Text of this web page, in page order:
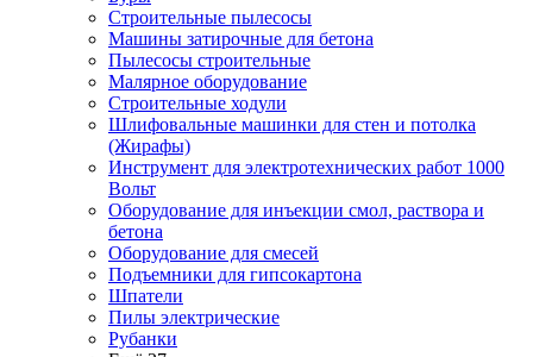
Строительные пылесосы
Машины затирочные для бетона
Пылесосы строительные
Малярное оборудование
Строительные ходули
Шлифовальные машинки для стен и потолка
(Жирафы)
Инструмент для электротехнических работ 1000
Вольт
Оборудование для инъекции смол, раствора и
бетона
Оборудование для смесей
Подъемники для гипсокартона
Шпатели
Пилы электрические
Рубанки